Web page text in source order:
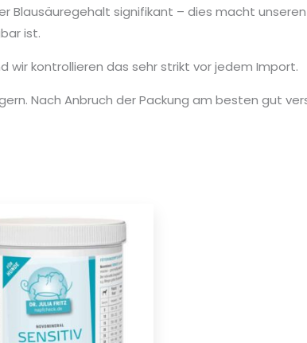
Blausäuregehalt signifikant – dies macht
ist.
wir kontrollieren das sehr strikt vor jedem Import.
Nach Anbruch der Packung am besten gut